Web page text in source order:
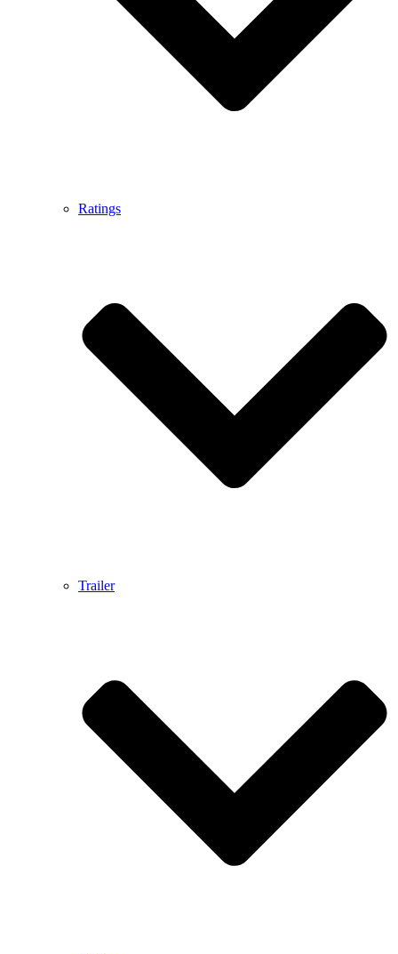
Ratings
Trailer